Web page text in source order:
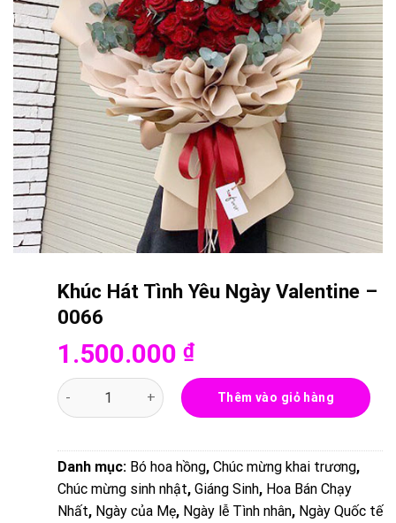
Khúc Hát Tình Yêu Ngày Valentine –
0066
1.500.000 ₫
Khúc Hát Tình Yêu Ngày Valentine - 0066 số lượng
Thêm vào giỏ hàng
Danh mục: Bó hoa hồng, Chúc mừng khai trương,
Chúc mừng sinh nhật, Giáng Sinh, Hoa Bán Chạy
Nhất, Ngày của Mẹ, Ngày lễ Tình nhân, Ngày Quốc tế